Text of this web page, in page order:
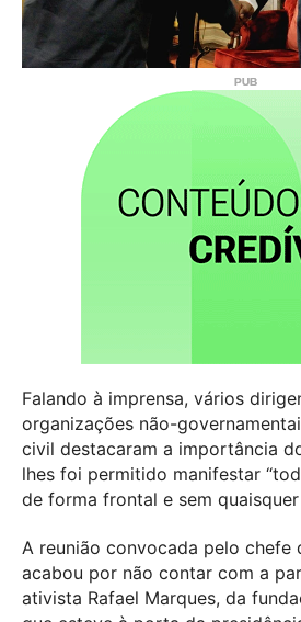
Falando à imprensa, vários
organizações não-
civil destacaram a importância
lhes foi permitido manifestar
de forma frontal e sem quaisquer
A reunião convocada pelo chefe
acabou por não contar com a
ativista Rafael Marques, da